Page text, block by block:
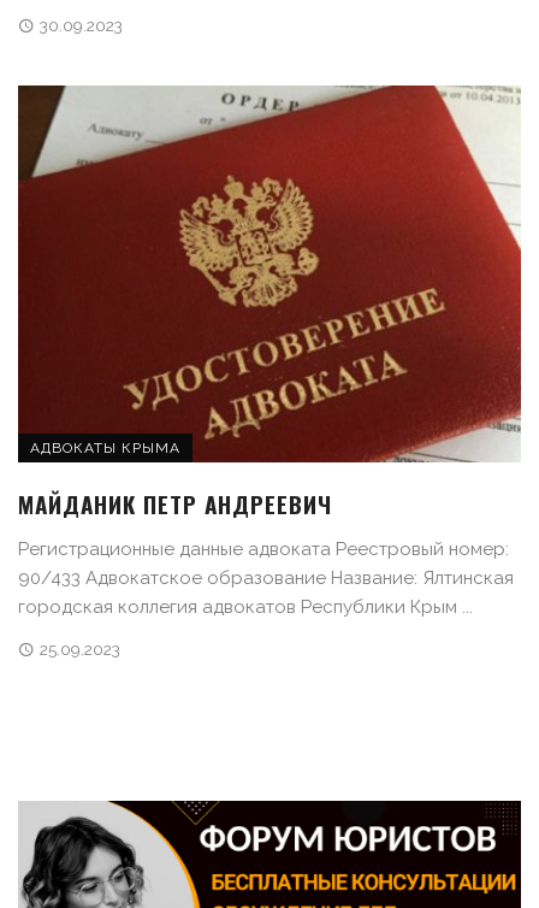
30.09.2023
АДВОКАТЫ КРЫМА
МАЙДАНИК ПЕТР АНДРЕЕВИЧ
Регистрационные данные адвоката Реестровый номер:
90/433 Адвокатское образование Название: Ялтинская
городская коллегия адвокатов Республики Крым ...
25.09.2023